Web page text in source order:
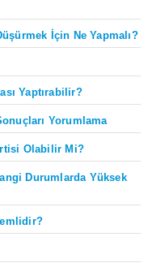
İçin Ne Yapmalı?
Yaptırabilir?
Yorumlama
Olabilir Mi?
Durumlarda Yüksek